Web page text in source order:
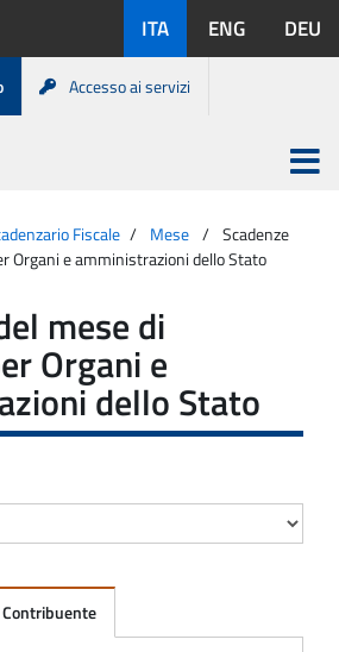
disponibili:
ITA ENG DEU
Accesso ai servizi
Apri
menu
Fiscale Mese
Scadenze
Organi e amministrazioni dello Stato
mese di
Organi e
dello Stato
Contribuente